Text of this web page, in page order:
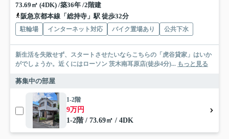
73.69㎡ (4DK) /築36年 /2階建
阪急京都本線「総持寺」駅 徒歩32分
駐輪場 インターネット対応 バイク置場あり 公共下水
新生活を失敗せず、スタートさせたいならこちらの「虎谷貸家」はいか
がでしょうか。近くにはローソン 茨木南耳原店(徒歩4分)... もっと見る
募集中の部屋
1-2階
9万円
1-2階 / 73.69㎡ / 4DK